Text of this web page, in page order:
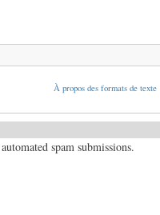
À propos des formats de texte
spam submissions.